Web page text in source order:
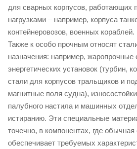
для сварных корпусов, работающих
нагрузками – например, корпуса
контейнеровозов, военных кораблей.
Также к особо прочным относят
назначения: например, жаропрочные
энергетических установок (турбин,
стали для корпусов тральщиков и
магнитные поля судна),
палубного настила и машинных
истиранию. Эти специальные
точечно, в компонентах, где
обеспечивает требуемых